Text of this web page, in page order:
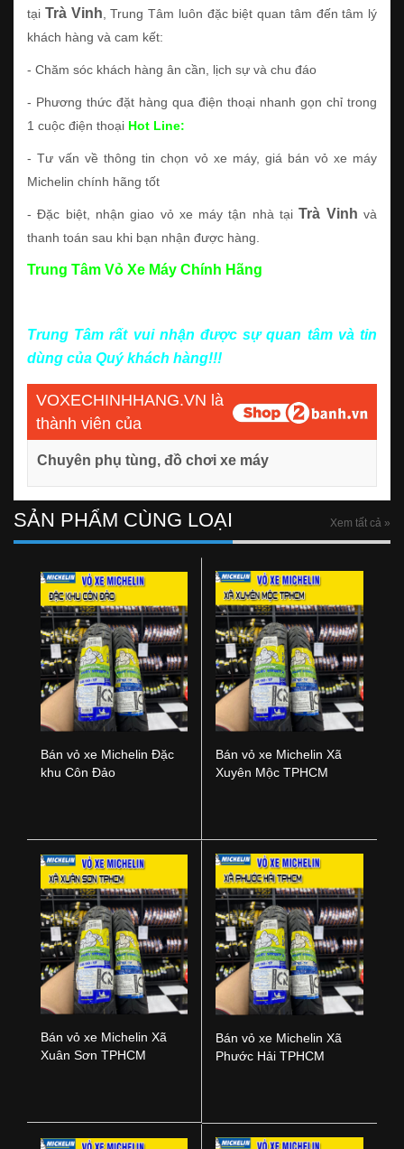
tại Trà Vinh , Trung Tâm luôn đặc biệt quan tâm đến tâm lý
khách hàng và cam kết:
- Chăm sóc khách hàng ân cần, lịch sự và chu đáo
- Phương thức đặt hàng qua điện thoại nhanh gọn chỉ trong
1 cuộc điện thoại Hot Line:
- Tư vấn về thông tin chọn vỏ xe máy, giá bán vỏ xe máy
Michelin chính hãng tốt
- Đặc biệt, nhận giao vỏ xe máy tận nhà tạiTrà Vinh và
thanh toán sau khi bạn nhận được hàng.
Trung Tâm Vỏ Xe Máy Chính Hãng
Trung Tâm rất vui nhận được sự quan tâm và tin
dùng của Quý khách hàng!!!
VOXECHINHHANG.VN là
thành viên của
Chuyên phụ tùng, đồ chơi xe máy
SẢN PHẨM CÙNG LOẠI Xem tất cả »
Bán vỏ xe Michelin Đặc
khu Côn Đảo
Bán vỏ xe Michelin Xã
Xuyên Mộc TPHCM
Bán vỏ xe Michelin Xã
Xuân Sơn TPHCM
Bán vỏ xe Michelin Xã
Phước Hải TPHCM